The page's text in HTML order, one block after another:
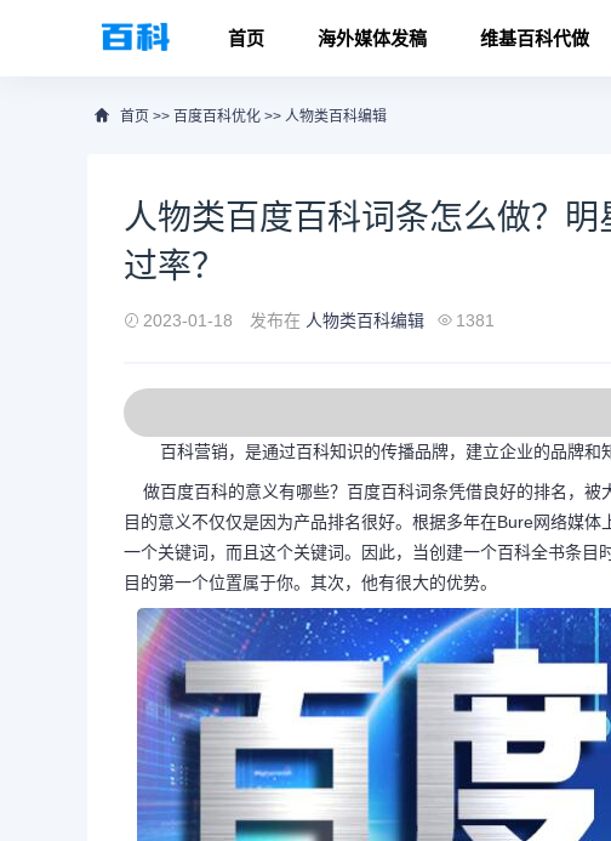
首页 海外媒体发稿 维基百科代做
首页 >> 百度百科优化 >> 人物类百科编辑
人物类百度百科词条怎么做？
过率？
2023-01-18 发布在 人物类百科编辑 1381
百科营销，是通过百科知识的传播品牌，建立企业的品牌和
做百度百科的意义有哪些？百度百科词条凭借良好的排名，被
目的意义不仅仅是因为产品排名很好。根据多年在Bure网络媒
一个关键词，而且这个关键词。因此，当创建一个百科全书条
目的第一个位置属于你。其次，他有很大的优势。